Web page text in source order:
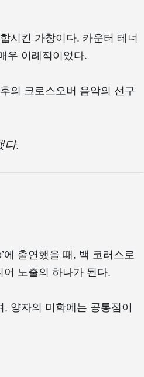
시킨 가창이다. 카운터 테너
우 이례적이었다.
의 크로스오버 음악의 선구
다.
에 출연했을 때, 백 코러스로
노출의 하나가 된다.
양자의 미학에는 공통점이